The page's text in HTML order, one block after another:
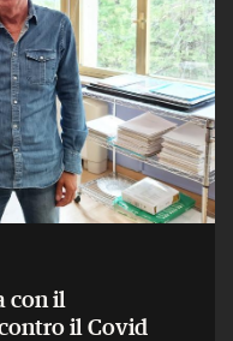
con il
il Covid